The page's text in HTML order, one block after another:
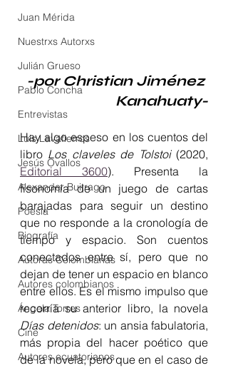
Juan Mérida
Nuestrxs Autorxs
Julián Grueso
Pablo Concha
Entrevistas
Luis Lavafierros
Jesús Ovallos
Alexander Buitrago
Poesía
Biografía
Autoras Colombianas
Autores colombianos
Ángela Torres
Cine
Autores ecuatorianos
-por Christian Jiménez
Kanahuaty-
Hay algo espeso en los cuentos del
libro Los claveles de Tolstoi
Editorial 3600). Presenta la
fisonomía de un juego de cartas
barajadas para seguir un destino
que no responde a la cronología de
tiempo y espacio. Son cuentos
conectados entre sí, pero que no
dejan de tener un espacio en blanco
entre ellos. Es el mismo impulso que
Días detenidos: un ansia fabulatoria,
más propia del hacer poético que
de la novela, pero que en el caso de